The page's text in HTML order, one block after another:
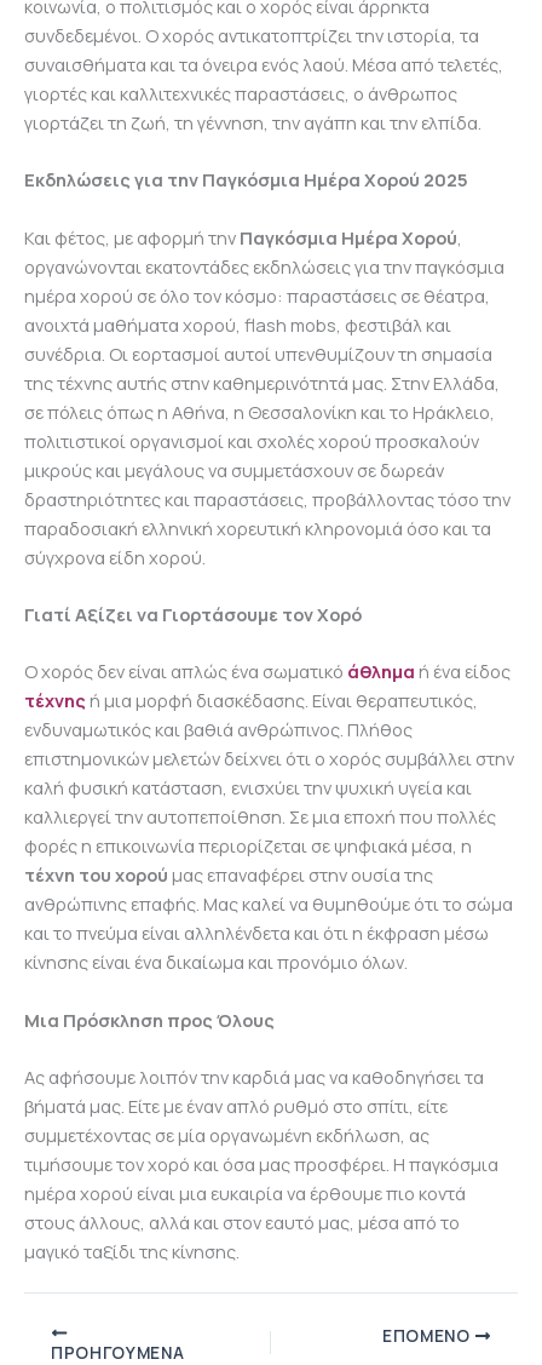
κοινωνία, ο πολιτισμός και ο χορός είναι άρρηκτα
συνδεδεμένοι. Ο χορός αντικατοπτρίζει την ιστορία, τα
συναισθήματα και τα όνειρα ενός λαού. Μέσα από τελετές,
γιορτές και καλλιτεχνικές παραστάσεις, ο άνθρωπος
γιορτάζει τη ζωή, τη γέννηση, την αγάπη και την ελπίδα.
Εκδηλώσεις για την Παγκόσμια Ημέρα Χορού 2025
Και φέτος, με αφορμή την Παγκόσμια Ημέρα Χορού
οργανώνονται εκατοντάδες εκδηλώσεις για την παγκόσμια
ημέρα χορού σε όλο τον κόσμο: παραστάσεις σε θέατρα,
ανοιχτά μαθήματα χορού, flash mobs, φεστιβάλ και
συνέδρια. Οι εορτασμοί αυτοί υπενθυμίζουν τη σημασία
της τέχνης αυτής στην καθημερινότητά μας. Στην Ελλάδα,
σε πόλεις όπως η Αθήνα, η Θεσσαλονίκη και το Ηράκλειο,
πολιτιστικοί οργανισμοί και σχολές χορού προσκαλούν
μικρούς και μεγάλους να συμμετάσχουν σε δωρεάν
δραστηριότητες και παραστάσεις, προβάλλοντας τόσο την
παραδοσιακή ελληνική χορευτική κληρονομιά όσο και τα
σύγχρονα είδη χορού.
Γιατί Αξίζει να Γιορτάσουμε τον Χορό
Ο χορός δεν είναι απλώς ένα σωματικό άθλημα ή ένα είδος
τέχνης ή μια μορφή διασκέδασης. Είναι θεραπευτικός,
ενδυναμωτικός και βαθιά ανθρώπινος. Πλήθος
επιστημονικών μελετών δείχνει ότι ο χορός συμβάλλει στην
καλή φυσική κατάσταση, ενισχύει την ψυχική υγεία και
καλλιεργεί την αυτοπεποίθηση. Σε μια εποχή που πολλές
φορές η επικοινωνία περιορίζεται σε ψηφιακά μέσα, η
τέχνη του χορού μας επαναφέρει στην ουσία της
ανθρώπινης επαφής. Μας καλεί να θυμηθούμε ότι το σώμα
και το πνεύμα είναι αλληλένδετα και ότι η έκφραση μέσω
κίνησης είναι ένα δικαίωμα και προνόμιο όλων.
Μια Πρόσκληση προς Όλους
Ας αφήσουμε λοιπόν την καρδιά μας να καθοδηγήσει τα
βήματά μας. Είτε με έναν απλό ρυθμό στο σπίτι, είτε
συμμετέχοντας σε μία οργανωμένη εκδήλωση, ας
τιμήσουμε τον χορό και όσα μας προσφέρει. Η παγκόσμια
ημέρα χορού είναι μια ευκαιρία να έρθουμε πιο κοντά
στους άλλους, αλλά και στον εαυτό μας, μέσα από το
μαγικό ταξίδι της κίνησης.
ΠΡΟΗΓΟΎΜΕΝΑ
ΕΠΌΜΕΝΟ